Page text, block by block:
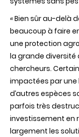
«Bien sûr au-delà
beaucoup à faire
une protection
la grande diversité
chercheurs.
impactées par une
d’autres espèces
parfois très
investissement en
largement les